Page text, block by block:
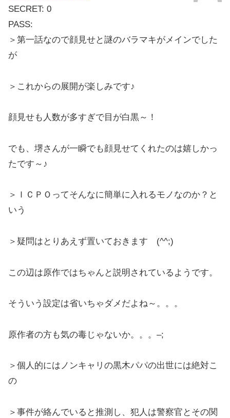
SECRET: 0
PASS:
＞第一話なので顔見せと謎のバラマキがメインでした
が
＞これからの展開が楽しみです♪
顔見せも人数が多すぎで目が白黒～！
でも、堺さんが一瞬でも顔見せてくれたのは嬉しかっ
たです～♪
＞ＩＣＰＯってそんなに簡単に入れるモノなのか？と
いう
＞疑問はとりあえず置いておきます (^^;)
この辺は原作ではちゃんと説明されているようです。
そういう設定は省いちゃダメだよね～。。。
原作者の方も気の毒じゃないか。。。–;
＞個人的にはノンキャリの黒木パパの出世には絶対こ
の
＞事件が絡んでいると推測し、犯人は警察官とその関